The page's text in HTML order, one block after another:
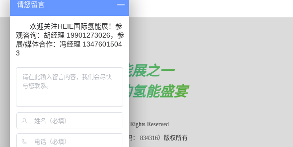
联系我们
世界三大氢能展之一
一年一度的氢能盛宴
Copyright © 2025 heieexpo.com All Rights Reserved
北京振威展览有限公司（证券代码： 834316）版权所有
请您留言
欢迎关注HEIE国际氢能展！参
观咨询：胡经理 19901273026，参
展/媒体合作：冯经理 1347601504
3